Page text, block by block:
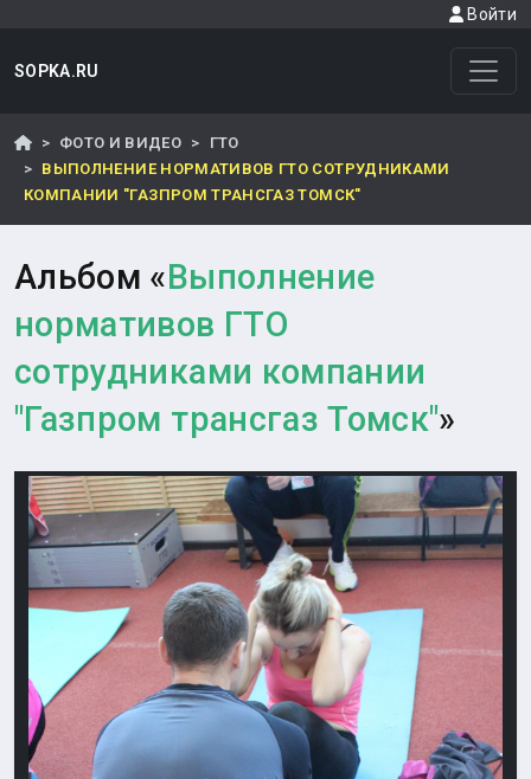
Войти
SOPKA.RU
ФОТО И ВИДЕО
ГТО
ВЫПОЛНЕНИЕ НОРМАТИВОВ ГТО СОТРУДНИКАМИ
КОМПАНИИ "ГАЗПРОМ ТРАНСГАЗ ТОМСК"
Альбом «Выполнение
нормативов ГТО
сотрудниками компании
"Газпром трансгаз Томск"»